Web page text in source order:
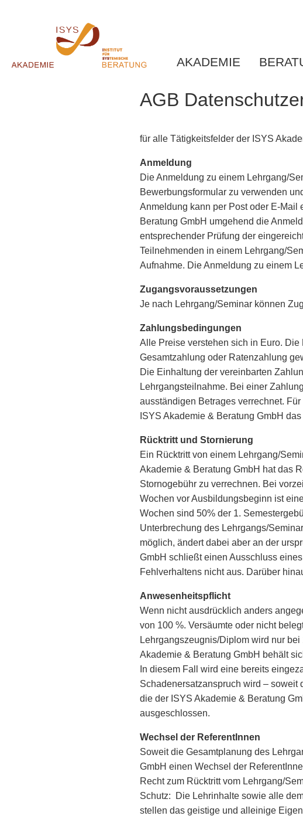
AKADEMIE
AGB
für alle Tätigkeitsfelder der ISYS
Anmeldung
Die Anmeldung zu einem Lehrgang/
Bewerbungsformular zu verwenden
Anmeldung kann per Post oder E-Mail
Beratung GmbH umgehend die
entsprechender Prüfung der
Teilnehmenden in einem Lehrgang/
Aufnahme. Die Anmeldung zu einem
Zugangsvoraussetzungen
Je nach Lehrgang/Seminar können
Zahlungsbedingungen
Alle Preise verstehen sich in Euro.
Gesamtzahlung oder Ratenzahlung
Die Einhaltung der vereinbarten
Lehrgangsteilnahme. Bei einer
ausständigen Betrages verrechnet.
ISYS Akademie & Beratung GmbH
Rücktritt und Stornierung
Ein Rücktritt von einem Lehrgang/
Akademie & Beratung GmbH hat das
Stornogebühr zu verrechnen. Bei
Wochen vor Ausbildungsbeginn ist
Wochen sind 50% der 1.
Unterbrechung des Lehrgangs/
möglich, ändert dabei aber an der
GmbH schließt einen Ausschluss
Fehlverhaltens nicht aus. Darüber
Anwesenheitspflicht
Wenn nicht ausdrücklich anders
von 100 %. Versäumte oder nicht
Lehrgangszeugnis/Diplom wird nur
Akademie & Beratung GmbH behält
In diesem Fall wird eine bereits
Schadenersatzanspruch wird – soweit
die der ISYS Akademie & Beratung
ausgeschlossen.
Wechsel der ReferentInnen
Soweit die Gesamtplanung des
GmbH einen Wechsel der
Recht zum Rücktritt vom Lehrgang/
Schutz: Die Lehrinhalte sowie alle
stellen das geistige und alleinige